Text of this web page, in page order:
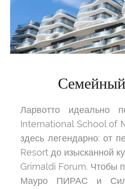
Ларвотто идеально
International School of
здесь легендарно: от
Resort до изысканной
Grimaldi Forum. Чтобы
Мауро ПИРАС и